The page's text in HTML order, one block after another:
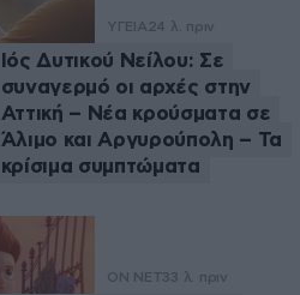
ΥΓΕΙΑ 24 λ. πριν
Ιός Δυτικού Νείλου: Σε
συναγερμό οι αρχές στην
Αττική – Νέα κρούσματα σε
Άλιμο και Αργυρούπολη – Τα
κρίσιμα συμπτώματα
ON NET33 λ. πριν